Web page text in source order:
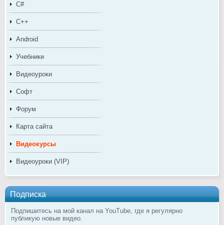
C#
C++
Android
Учебники
Видеоуроки
Софт
Форум
Карта сайта
Видеокурсы
Видеоуроки (VIP)
Подписка
Подпишитесь на мой канал на YouTube, где я регулярно
публикую новые видео.